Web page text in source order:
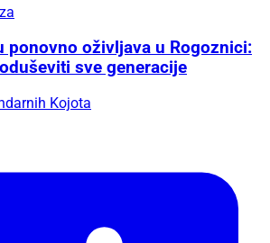
ponovno oživljava u Rogoznici:
sve generacije
Kojota